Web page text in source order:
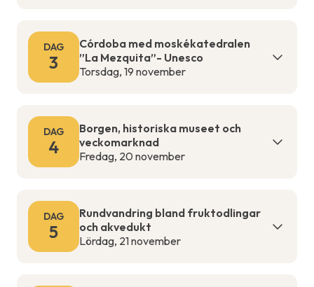
DAG
3
Córdoba med moskékatedralen
”La Mezquita”- Unesco
Torsdag, 19 november
DAG
4
Borgen, historiska museet och
veckomarknad
Fredag, 20 november
DAG
5
Rundvandring bland fruktodlingar
och akvedukt
Lördag, 21 november